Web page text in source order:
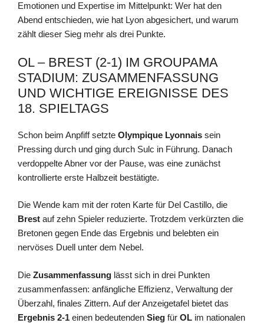
Emotionen und Expertise im Mittelpunkt: Wer hat den
Abend entschieden, wie hat Lyon abgesichert, und warum
zählt dieser Sieg mehr als drei Punkte.
OL – BREST (2-1) IM GROUPAMA
STADIUM: ZUSAMMENFASSUNG
UND WICHTIGE EREIGNISSE DES
18. SPIELTAGS
Schon beim Anpfiff setzte Olympique Lyonnais sein
Pressing durch und ging durch Sulc in Führung. Danach
verdoppelte Abner vor der Pause, was eine zunächst
kontrollierte erste Halbzeit bestätigte.
Die Wende kam mit der roten Karte für Del Castillo, die
Brest auf zehn Spieler reduzierte. Trotzdem verkürzten die
Bretonen gegen Ende das Ergebnis und belebten ein
nervöses Duell unter dem Nebel.
Die Zusammenfassung lässt sich in drei Punkten
zusammenfassen: anfängliche Effizienz, Verwaltung der
Überzahl, finales Zittern. Auf der Anzeigetafel bietet das
Ergebnis 2-1 einen bedeutenden Sieg für OL im nationalen